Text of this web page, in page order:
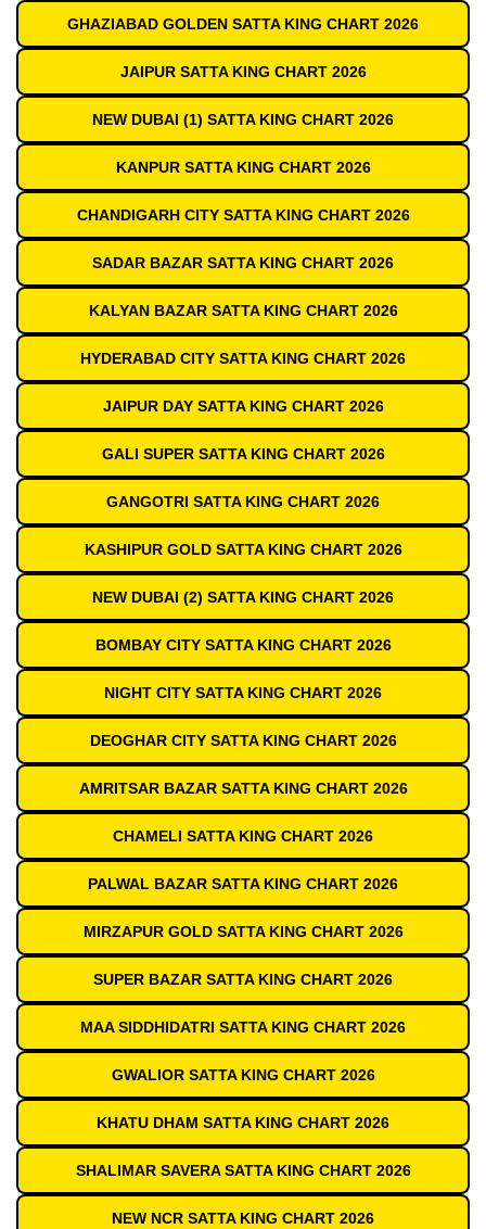
GHAZIABAD GOLDEN SATTA KING CHART 2026
JAIPUR SATTA KING CHART 2026
NEW DUBAI (1) SATTA KING CHART 2026
KANPUR SATTA KING CHART 2026
CHANDIGARH CITY SATTA KING CHART 2026
SADAR BAZAR SATTA KING CHART 2026
KALYAN BAZAR SATTA KING CHART 2026
HYDERABAD CITY SATTA KING CHART 2026
JAIPUR DAY SATTA KING CHART 2026
GALI SUPER SATTA KING CHART 2026
GANGOTRI SATTA KING CHART 2026
KASHIPUR GOLD SATTA KING CHART 2026
NEW DUBAI (2) SATTA KING CHART 2026
BOMBAY CITY SATTA KING CHART 2026
NIGHT CITY SATTA KING CHART 2026
DEOGHAR CITY SATTA KING CHART 2026
AMRITSAR BAZAR SATTA KING CHART 2026
CHAMELI SATTA KING CHART 2026
PALWAL BAZAR SATTA KING CHART 2026
MIRZAPUR GOLD SATTA KING CHART 2026
SUPER BAZAR SATTA KING CHART 2026
MAA SIDDHIDATRI SATTA KING CHART 2026
GWALIOR SATTA KING CHART 2026
KHATU DHAM SATTA KING CHART 2026
SHALIMAR SAVERA SATTA KING CHART 2026
NEW NCR SATTA KING CHART 2026